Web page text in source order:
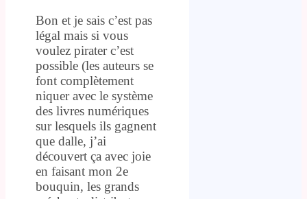
Bon et je sais c’est pas
légal mais si vous
voulez pirater c’est
possible (les auteurs se
font complètement
niquer avec le système
des livres numériques
sur lesquels ils gagnent
que dalle, j’ai
découvert ça avec joie
en faisant mon 2e
bouquin, les grands